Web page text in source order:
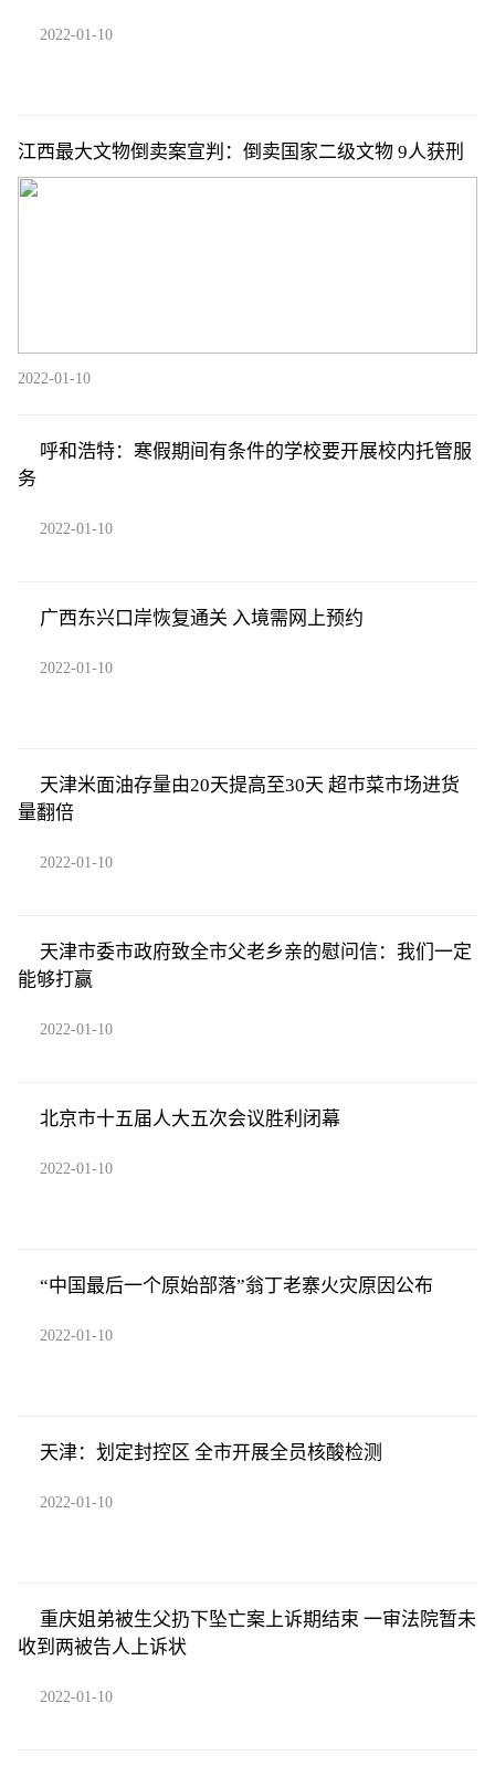
2022-01-10
江西最大文物倒卖案宣判：倒卖国家二级文物 9人获刑
2022-01-10
呼和浩特：寒假期间有条件的学校要开展校内托管服
务
2022-01-10
广西东兴口岸恢复通关 入境需网上预约
2022-01-10
天津米面油存量由20天提高至30天 超市菜市场进货
量翻倍
2022-01-10
天津市委市政府致全市父老乡亲的慰问信：我们一定
能够打赢
2022-01-10
北京市十五届人大五次会议胜利闭幕
2022-01-10
“中国最后一个原始部落”翁丁老寨火灾原因公布
2022-01-10
天津：划定封控区 全市开展全员核酸检测
2022-01-10
重庆姐弟被生父扔下坠亡案上诉期结束 一审法院暂未
收到两被告人上诉状
2022-01-10